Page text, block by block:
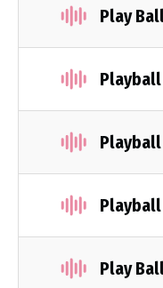
Play
Play